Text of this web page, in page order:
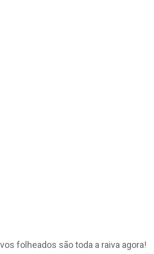
folheados são toda a raiva agora!